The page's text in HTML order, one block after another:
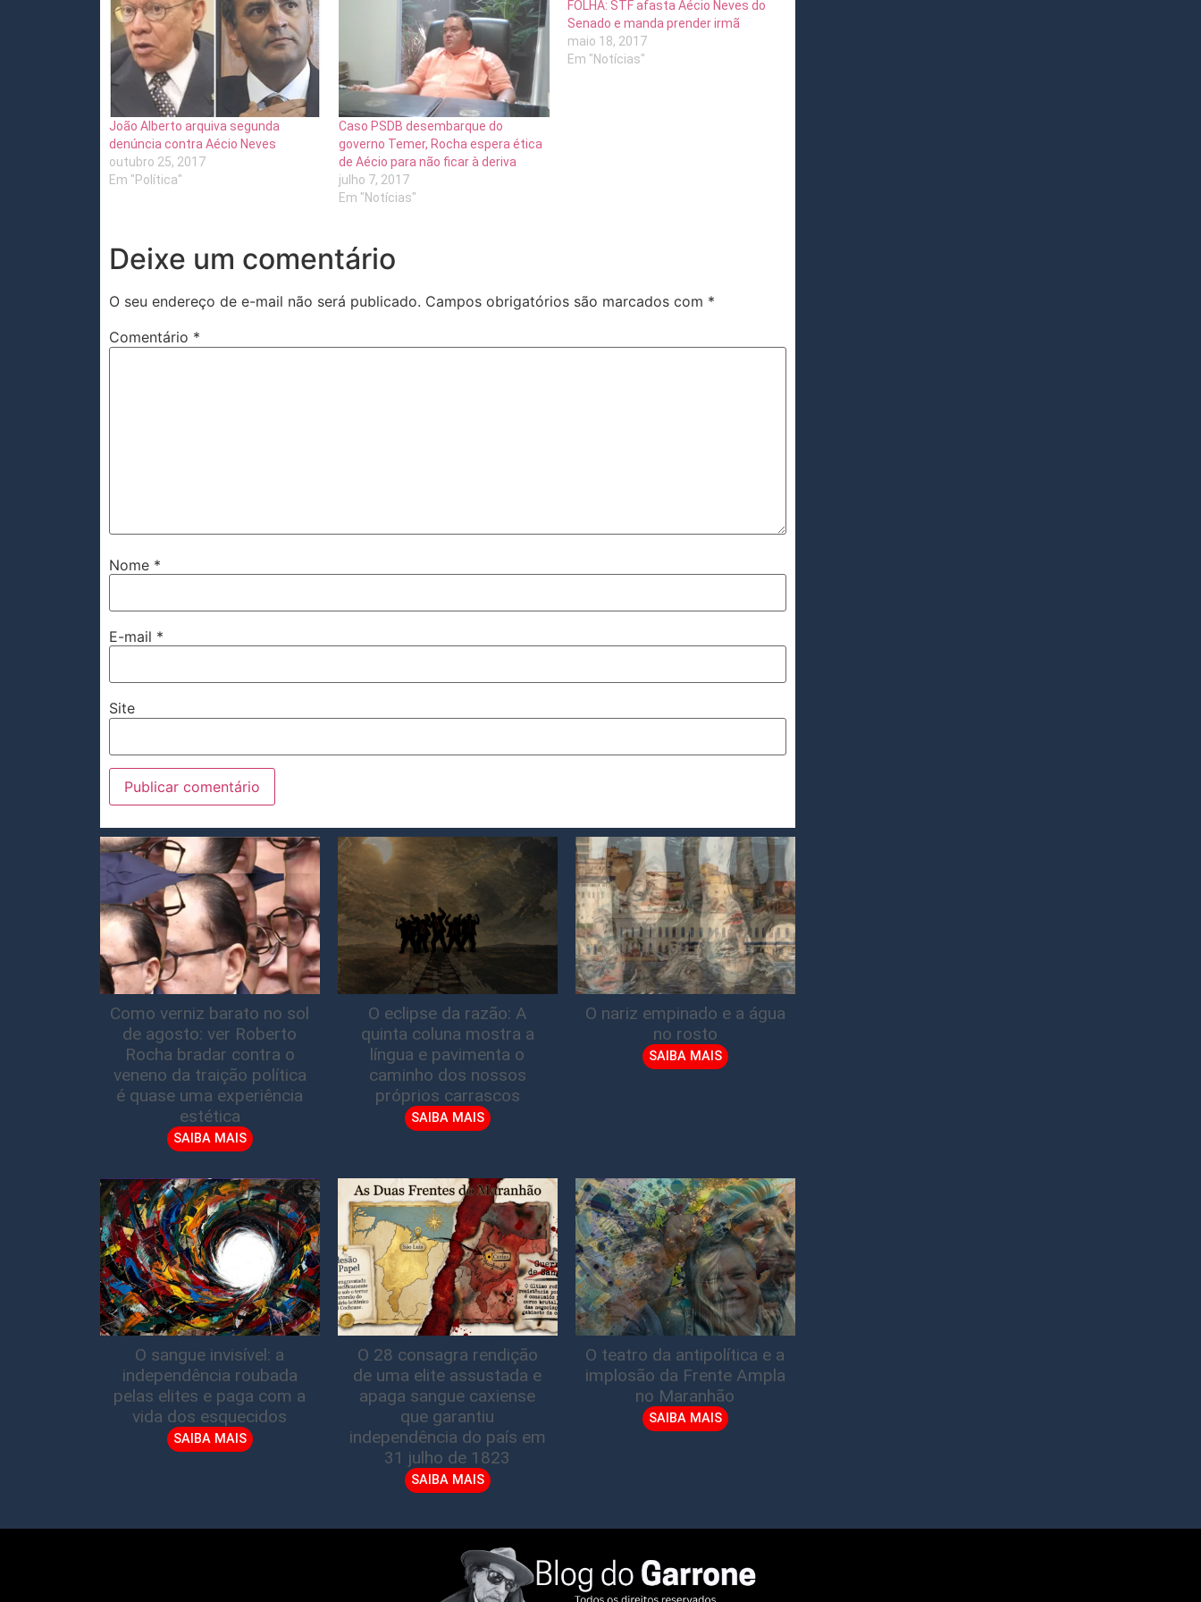
João Alberto arquiva segunda
denúncia contra Aécio Neves
outubro 25, 2017
Em "Política"
Caso PSDB desembarque do
governo Temer, Rocha espera ética
de Aécio para não ficar à deriva
julho 7, 2017
Em "Notícias"
FOLHA: STF afasta Aécio Neves do
Senado e manda prender irmã
maio 18, 2017
Em "Notícias"
Deixe um comentário
O seu endereço de e-mail não será publicado. Campos obrigatórios são marcados com *
Comentário *
Nome *
E-mail *
Site
Como verniz barato no sol
de agosto: ver Roberto
Rocha bradar contra o
veneno da traição política
é quase uma experiência
estética
SAIBA MAIS
O eclipse da razão: A
quinta coluna mostra a
língua e pavimenta o
caminho dos nossos
próprios carrascos
SAIBA MAIS
O nariz empinado e a água
no rosto
SAIBA MAIS
O sangue invisível: a
independência roubada
pelas elites e paga com a
vida dos esquecidos
SAIBA MAIS
O 28 consagra rendição
de uma elite assustada e
apaga sangue caxiense
que garantiu
independência do país em
31 julho de 1823
SAIBA MAIS
O teatro da antipolítica e a
implosão da Frente Ampla
no Maranhão
SAIBA MAIS